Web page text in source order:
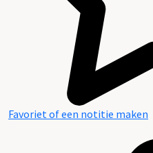
Favoriet of een notitie maken